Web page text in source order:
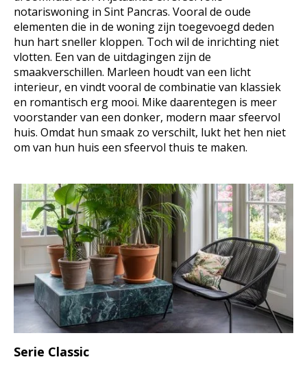
notariswoning in Sint Pancras. Vooral de oude
elementen die in de woning zijn toegevoegd deden
hun hart sneller kloppen. Toch wil de inrichting niet
vlotten. Een van de uitdagingen zijn de
smaakverschillen. Marleen houdt van een licht
interieur, en vindt vooral de combinatie van klassiek
en romantisch erg mooi. Mike daarentegen is meer
voorstander van een donker, modern maar sfeervol
huis. Omdat hun smaak zo verschilt, lukt het hen niet
om van hun huis een sfeervol thuis te maken.
Serie Classic